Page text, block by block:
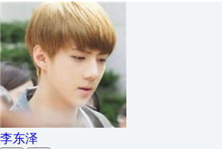
李东泽